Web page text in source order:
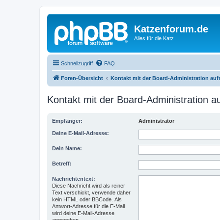
Katzenforum.de
Alles für die Katz
Schnellzugriff FAQ
Foren-Übersicht Kontakt mit der Board-Administration
Kontakt mit der Board-Administration
Empfänger: Administrator
Deine E-Mail-Adresse:
Dein Name:
Betreff:
Nachrichtentext:
Diese Nachricht wird als reiner
Text verschickt, verwende daher
kein HTML oder BBCode. Als
Antwort-Adresse für die E-Mail
wird deine E-Mail-Adresse